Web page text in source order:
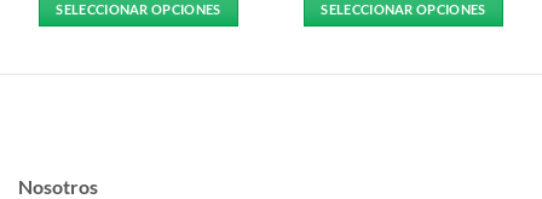
SELECCIONAR OPCIONES SELECCIONAR OPCIONES
Nosotros